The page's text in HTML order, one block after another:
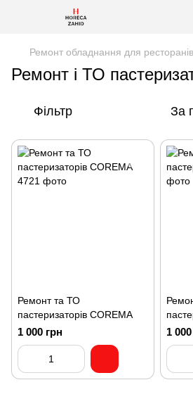
Ремонт обладнання для ресторанів
Ремонт і ТО
Фільтр За
Ремонт та ТО
пастеризаторів COREMA
1 000 грн 1